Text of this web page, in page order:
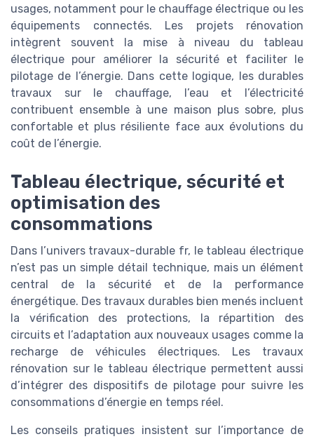
usages, notamment pour le chauffage électrique ou les
équipements connectés. Les projets rénovation
intègrent souvent la mise à niveau du tableau
électrique pour améliorer la sécurité et faciliter le
pilotage de l’énergie. Dans cette logique, les durables
travaux sur le chauffage, l’eau et l’électricité
contribuent ensemble à une maison plus sobre, plus
confortable et plus résiliente face aux évolutions du
coût de l’énergie.
Tableau électrique, sécurité et
optimisation des
consommations
Dans l’univers travaux-durable fr, le tableau électrique
n’est pas un simple détail technique, mais un élément
central de la sécurité et de la performance
énergétique. Des travaux durables bien menés incluent
la vérification des protections, la répartition des
circuits et l’adaptation aux nouveaux usages comme la
recharge de véhicules électriques. Les travaux
rénovation sur le tableau électrique permettent aussi
d’intégrer des dispositifs de pilotage pour suivre les
consommations d’énergie en temps réel.
Les conseils pratiques insistent sur l’importance de